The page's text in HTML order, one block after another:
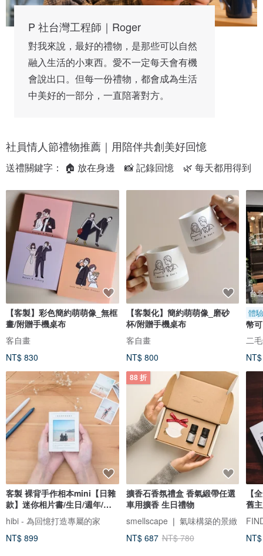
P 社台灣工程師｜Roger
對我來說，最好的禮物，是那些可以自然
融入生活的小東西。愛不一定每天會有機
會說出口。但每一份禮物，都會成為生活
中美好的一部分，一直陪著對方。
社員情人節禮物推薦｜用陪伴共創美好回憶
送禮關鍵字： 🏠 放在身邊　📸 記錄回憶　🌿 每天都用得到
【客製】彩色簡約萌萌像_無框
畫/附贈手機桌布
客自畫
NT$ 830
客製 裸背手作相本mini【日雜
款】迷你相片書/生日/週年/情
侶禮物
hibi - 為回憶打造專屬的家
NT$ 899
【客製化】簡約萌萌像_磨砂
杯/附贈手機桌布
客自畫
NT$ 800
88 折
擴香石香氛禮盒 香氣緞帶任選
車用擴香 生日禮物
smellscape ❘ 氣味構築的景緻
NT$ 687 NT$ 780
台
體
幣
聖
二
【
舊